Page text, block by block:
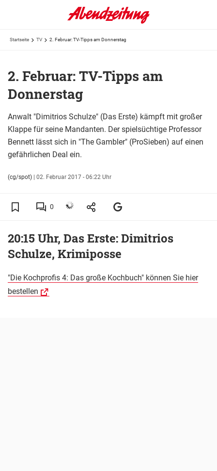
Startseite TV 2. Februar: TV-Tipps am Donnerstag
2. Februar: TV-Tipps am
Donnerstag
Anwalt "Dimitrios Schulze" (Das Erste) kämpft mit großer
Klappe für seine Mandanten. Der spielsüchtige Professor
Bennett lässt sich in "The Gambler" (ProSieben) auf einen
gefährlichen Deal ein.
(cg/spot) | 02. Februar 2017 - 06:22 Uhr
0
20:15 Uhr, Das Erste: Dimitrios
Schulze, Krimiposse
"Die Kochprofis 4: Das große Kochbuch" können Sie hier
bestellen